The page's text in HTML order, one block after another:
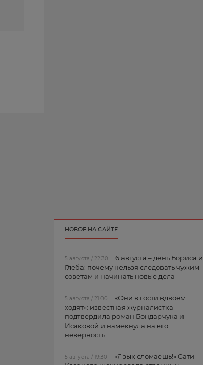
НОВОЕ НА САЙТЕ
5 августа / 22:30
6 августа – день Бориса и
Глеба: почему нельзя следовать чужим
советам и начинать новые дела
5 августа / 21:00
«Они в гости вдвоем
ходят»: известная журналистка
подтвердила роман Бондарчука и
Исаковой и намекнула на его
неверность
5 августа / 19:30
«Язык сломаешь!» Сати